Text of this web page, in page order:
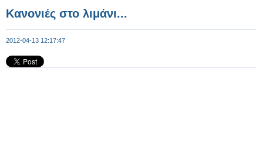
Κανονιές στο λιμάνι...
2012-04-13 12:17:47